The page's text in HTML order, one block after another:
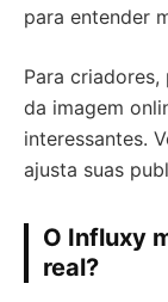
para entender
Para
da imagem
interessantes.
ajusta suas
O Influxy
real?